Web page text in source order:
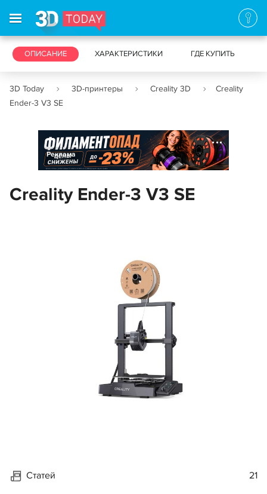
3D-ПРИНТЕРЫ 3D-СКАНЕРЫ
ОПИСАНИЕ ХАРАКТЕРИСТИКИ ГДЕ КУПИТЬ
3D Today 3D-принтеры Creality 3D
Creality
Ender-3 V3 SE
Реклама
Creality Ender-3 V3 SE
Статей 21